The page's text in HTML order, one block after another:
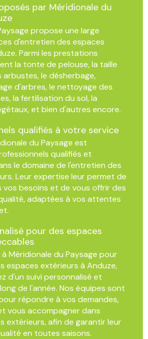
par Méridionale du
propose une large
d'entretien des espaces
Parmi les prestations
la tonte de pelouse, la taille
arbustes, le désherbage,
d'arbres, le nettoyage des
la fertilisation du sol, la
et bien d'autres encore.
qualifiés à votre service
du Paysage est
qualifiés et
le domaine de l'entretien des
Leur expertise leur permet de
besoins et de vous offrir des
adaptées à vos attentes
pour des espaces
Méridionale du Paysage pour
espaces extérieurs à Anduze,
d'un suivi personnalisé et
de l'année. Nos équipes sont
répondre à vos demandes,
vous accompagner dans
extérieurs, afin de garantir leur
en toutes saisons.